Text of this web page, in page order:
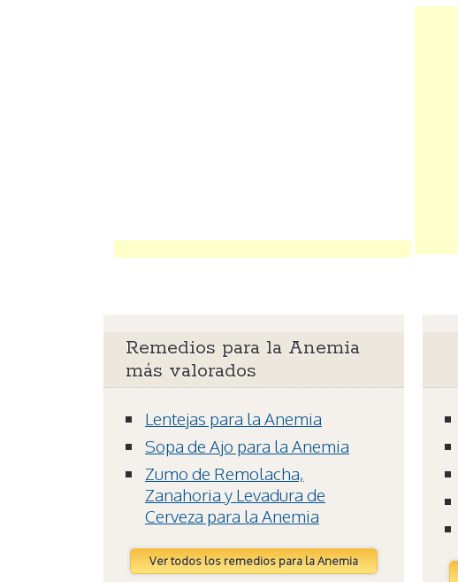
Remedios para la Anemia
más valorados
Lentejas para la Anemia
Sopa de Ajo para la Anemia
Zumo de Remolacha,
Zanahoria y Levadura de
Cerveza para la Anemia
Ver todos los remedios para la Anemia